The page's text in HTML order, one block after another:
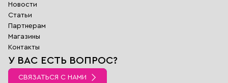
Новости
Статьи
Партнерам
Магазины
Контакты
У ВАС ЕСТЬ ВОПРОС?
СВЯЗАТЬСЯ С НАМИ
Обратная
связь
Заполните поля